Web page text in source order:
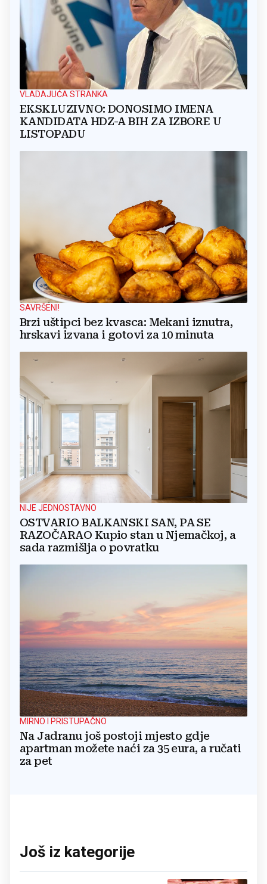
VLADAJUĆA STRANKA
EKSKLUZIVNO: DONOSIMO IMENA
KANDIDATA HDZ-A BIH ZA IZBORE U
LISTOPADU
SAVRŠENI!
Brzi uštipci bez kvasca: Mekani iznutra,
hrskavi izvana i gotovi za 10 minuta
NIJE JEDNOSTAVNO
OSTVARIO BALKANSKI SAN, PA SE
RAZOČARAO Kupio stan u Njemačkoj, a
sada razmišlja o povratku
MIRNO I PRISTUPAČNO
Na Jadranu još postoji mjesto gdje
apartman možete naći za 35 eura, a ručati
za pet
Još iz kategorije